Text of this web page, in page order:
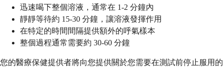
迅速喝下整個溶液，通常在 1-2 分鐘內
靜靜等待約 15-30 分鐘，讓溶液發揮作用
在特定的時間間隔提供額外的呼氣樣本
整個過程通常需要約 30-60 分鐘
您的醫療保健提供者將向您提供關於您需要在測試前停止服用的